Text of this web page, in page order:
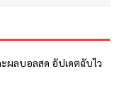
ผลบอลสด อัปเดตฉับไว